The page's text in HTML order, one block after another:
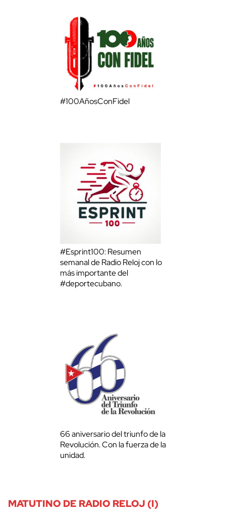
#100AñosConFidel
#Esprint100: Resumen
semanal de Radio Reloj con lo
más importante del
#deportecubano.
66 aniversario del triunfo de la
Revolución. Con la fuerza de la
unidad.
MATUTINO DE RADIO RELOJ (I)